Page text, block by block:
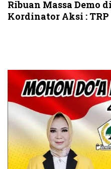
Ribuan Massa Demo
Kordinator Aksi :